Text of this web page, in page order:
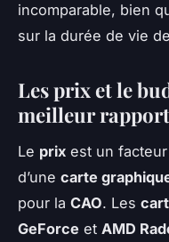
incomparable, bien
sur la durée de vie
Les prix et le
meilleur
Le prix est un
d’une carte
pour la CAO. Les
GeForce et AMD